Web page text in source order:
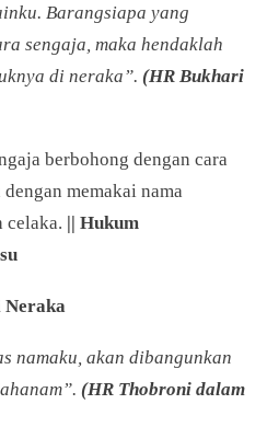
Barangsiapa yang
sengaja, maka hendaklah
di neraka”. (HR Bukhari
berbohong dengan cara
memakai nama
celaka. || Hukum
Neraka
namaku, akan dibangunkan
(HR Thobroni dalam